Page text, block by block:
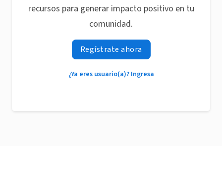
recursos para generar impacto positivo en tu
comunidad.
Regístrate ahora
¿Ya eres usuario(a)? Ingresa